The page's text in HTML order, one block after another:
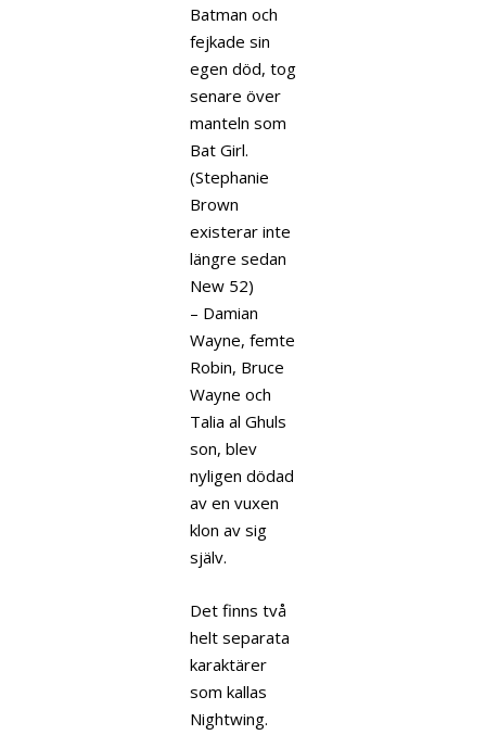
Batman och
fejkade sin
egen död, tog
senare över
manteln som
Bat Girl.
(Stephanie
Brown
existerar inte
längre sedan
New 52)
– Damian
Wayne, femte
Robin, Bruce
Wayne och
Talia al Ghuls
son, blev
nyligen dödad
av en vuxen
klon av sig
själv.
Det finns två
helt separata
karaktärer
som kallas
Nightwing.